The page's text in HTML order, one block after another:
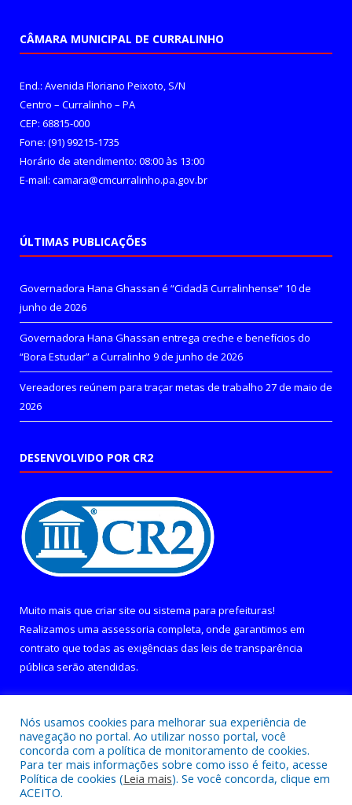
CÂMARA MUNICIPAL DE CURRALINHO
End.: Avenida Floriano Peixoto, S/N
Centro – Curralinho – PA
CEP: 68815-000
Fone: (91) 99215-1735
Horário de atendimento: 08:00 às 13:00
E-mail: camara@cmcurralinho.pa.gov.br
ÚLTIMAS PUBLICAÇÕES
Governadora Hana Ghassan é “Cidadã Curralinhense” 10 de
junho de 2026
Governadora Hana Ghassan entrega creche e benefícios do
“Bora Estudar” a Curralinho 9 de junho de 2026
Vereadores reúnem para traçar metas de trabalho 27 de maio de
2026
DESENVOLVIDO POR CR2
Muito mais que criar site ou sistema para prefeituras!
Realizamos uma assessoria completa, onde garantimos em
contrato que todas as exigências das leis de transparência
pública serão atendidas.
Todos os direitos reservados a Câmara Municipal de Curralinho.
Nós usamos cookies para melhorar sua experiência de
navegação no portal. Ao utilizar nosso portal, você
concorda com a política de monitoramento de cookies.
Para ter mais informações sobre como isso é feito, acesse
Política de cookies (Leia mais). Se você concorda, clique em
ACEITO.